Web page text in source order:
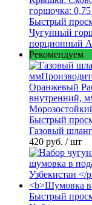
Быстрый
Чугунный
порционный
Рекомендуем
Быстрый
Газовый
420 руб. / шт
Быстрый